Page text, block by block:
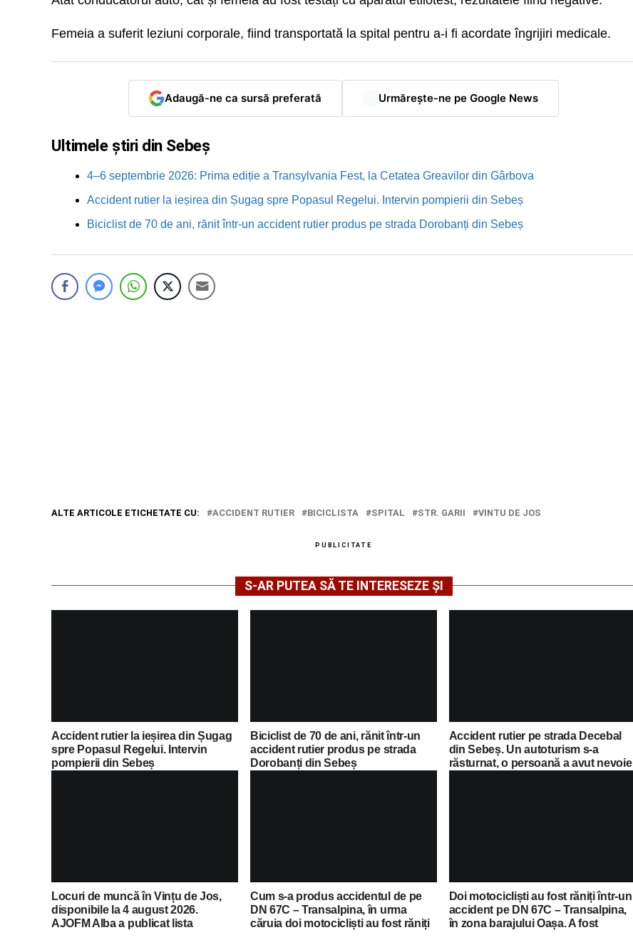
Femeia a suferit leziuni corporale, fiind transportată la spital pentru a-i fi acordate îngrijiri medicale.
Adaugă-ne ca sursă preferată Urmărește-ne pe Google News
Ultimele știri din Sebeș
4–6 septembrie 2026: Prima ediție a Transylvania Fest, la Cetatea Greavilor din Gârbova
Accident rutier la ieșirea din Șugag spre Popasul Regelui. Intervin pompierii din Sebeș
Biciclist de 70 de ani, rănit într-un accident rutier produs pe strada Dorobanți din Sebeș
ALTE ARTICOLE ETICHETATE CU: ACCIDENT RUTIER BICICLISTA SPITAL STR. GARII VINTU DE JOS
PUBLICITATE
S-AR PUTEA SĂ TE INTERESEZE ȘI
Accident rutier la ieșirea din Șugag
spre Popasul Regelui. Intervin
pompierii din Sebeș
Biciclist de 70 de ani, rănit într-un
accident rutier produs pe strada
Dorobanți din Sebeș
Accident rutier pe strada Decebal
din Sebeș. Un autoturism s-a
răsturnat, o persoană a avut nevoie
Locuri de muncă în Vințu de Jos,
disponibile la 4 august 2026.
AJOFM Alba a publicat lista
Cum s-a produs accidentul de pe
DN 67C – Transalpina, în urma
căruia doi motocicliști au fost răniți
Doi motocicliști au fost răniți într-un
accident pe DN 67C – Transalpina,
în zona barajului Oașa. A fost